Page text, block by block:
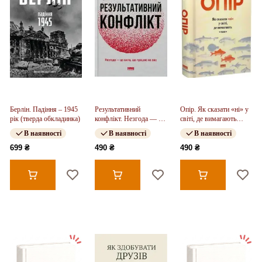
Берлін. Падіння – 1945
рік (тверда обкладинка)
В наявності
699 ₴
Результативний
конфлікт. Незгода — це
сила, що працює на вас
В наявності
490 ₴
Опір. Як сказати «ні» у
світі, де вимагають
«так»
В наявності
490 ₴